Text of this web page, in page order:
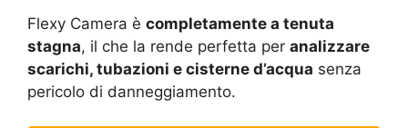
Flexy Camera è completamente a tenuta
stagna, il che la rende perfetta per analizzare
scarichi, tubazioni e cisterne d’acqua senza
pericolo di danneggiamento.